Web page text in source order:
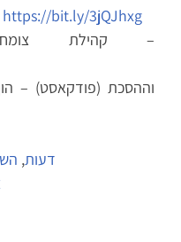
https://bit.ly/3jQJhxg
קהילת צומחים כלכלית בפייסבוק –
וההסכת (פודקאסט) –
דעות,